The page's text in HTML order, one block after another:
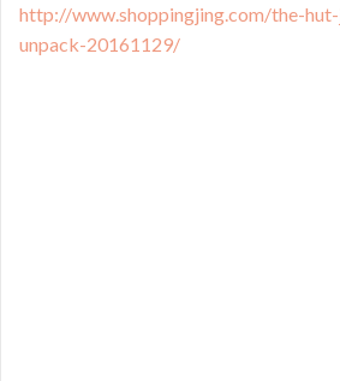
http://www.shoppingjing.com/the-
unpack-20161129/